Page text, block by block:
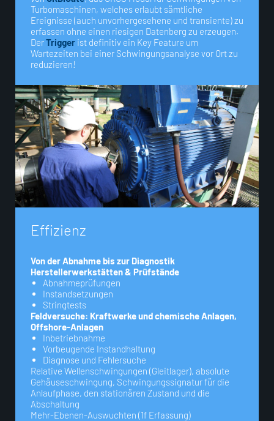
Turbomaschinen, welches erlaubt sämtliche
Ereignisse (auch unvorhergesehene und transiente) zu
erfassen ohne einen riesigen Datenberg zu erzeugen.
DerTrigger ist definitiv ein Key Feature um
Wartezeiten bei einer Schwingungsanalyse vor Ort zu
reduzieren!
Effizienz
Von derAbnahme bis zur Diagnostik
Herstellerwerkstätten & Prüfstände
Abnahmeprüfungen
Instandsetzungen
Stringtests
Feldversuche: Kraftwerke und chemische Anlagen,
Offshore-Anlagen
Inbetriebnahme
Vorbeugende Instandhaltung
Diagnose und Fehlersuche
Relative Wellenschwingungen (Gleitlager), absolute
Gehäuseschwingung, Schwingungssignatur für die
Anlaufphase, den stationären Zustand und die
Abschaltung
Mehr-Ebenen-Auswuchten (1f Erfassung)